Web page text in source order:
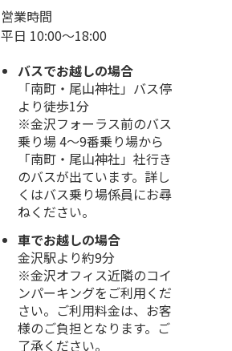
営業時間
平日 10:00～18:00
バスでお越しの場合
「南町・尾山神社」バス停
より徒歩1分
※金沢フォーラス前のバス
乗り場 4～9番乗り場から
「南町・尾山神社」社行き
のバスが出ています。詳し
くはバス乗り場係員にお尋
ねください。
車でお越しの場合
金沢駅より約9分
※金沢オフィス近隣のコイ
ンパーキングをご利用くだ
さい。ご利用料金は、お客
様のご負担となります。ご
了承ください。